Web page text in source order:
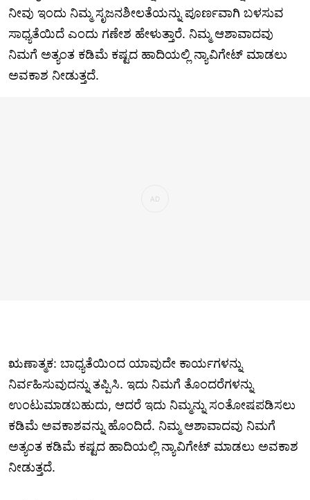
ನೀವು ಇಂದು ನಿಮ್ಮ ಸೃಜನಶೀಲತೆಯನ್ನು ಪೂರ್ಣವಾಗಿ ಬಳಸುವ
ಸಾಧ್ಯತೆಯಿದೆ ಎಂದು ಗಣೇಶ ಹೇಳುತ್ತಾರೆ. ನಿಮ್ಮ ಆಶಾವಾದವು
ನಿಮಗೆ ಅತ್ಯಂತ ಕಡಿಮೆ ಕಷ್ಟದ ಹಾದಿಯಲ್ಲಿ ನ್ಯಾವಿಗೇಟ್ ಮಾಡಲು
ಅವಕಾಶ ನೀಡುತ್ತದೆ.
ಋಣಾತ್ಮಕ: ಬಾಧ್ಯತೆಯಿಂದ ಯಾವುದೇ ಕಾರ್ಯಗಳನ್ನು
ನಿರ್ವಹಿಸುವುದನ್ನು ತಪ್ಪಿಸಿ. ಇದು ನಿಮಗೆ ತೊಂದರೆಗಳನ್ನು
ಉಂಟುಮಾಡಬಹುದು, ಆದರೆ ಇದು ನಿಮ್ಮನ್ನು ಸಂತೋಷಪಡಿಸಲು
ಕಡಿಮೆ ಅವಕಾಶವನ್ನು ಹೊಂದಿದೆ. ನಿಮ್ಮ ಆಶಾವಾದವು ನಿಮಗೆ
ಅತ್ಯಂತ ಕಡಿಮೆ ಕಷ್ಟದ ಹಾದಿಯಲ್ಲಿ ನ್ಯಾವಿಗೇಟ್ ಮಾಡಲು ಅವಕಾಶ
ನೀಡುತ್ತದೆ.